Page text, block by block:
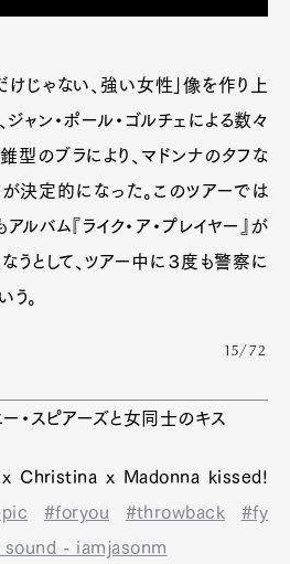
けじゃない、強い女性」像を作り上
ャン・ポール・ゴルチェによる数々
型のブラにより、マドンナのタフな
決定的になった。このツアーでは
ルバム『ライク・ア・プレイヤー』が
うとして、ツアー中に３度も警察に
う。
15/72
・スピアーズと女同士のキス
Christina x Madonna kissed!
#foryou #throwback
#fy
- iamjasonm